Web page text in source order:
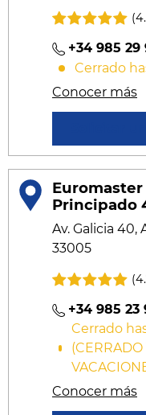
+34 985 29
Cerrado
Conocer más
Principado
Av. Galicia 40,
33005
+34 985 23
Cerrado
Conocer más